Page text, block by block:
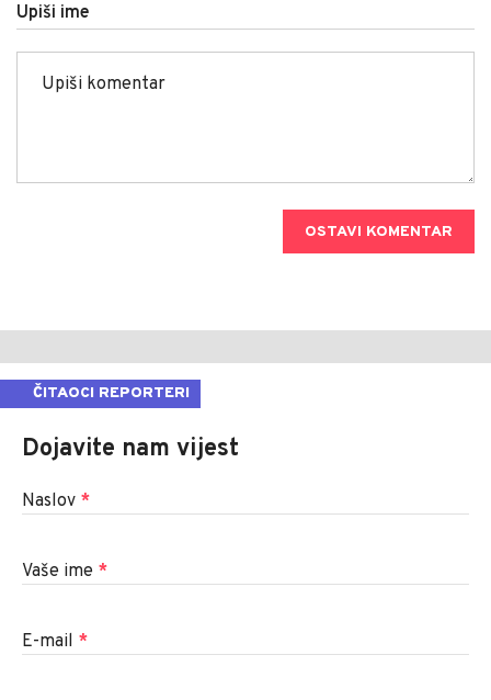
Upiši ime
OSTAVI KOMENTAR
ČITAOCI REPORTERI
Dojavite nam vijest
Naslov *
Vaše ime *
E-mail *